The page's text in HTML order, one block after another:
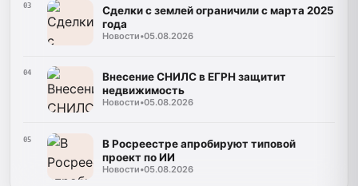
03
Сделки с землей ограничили с марта 2025
года
Новости•05.08.2026
04
Внесение СНИЛС в ЕГРН защитит
недвижимость
Новости•05.08.2026
05
В Росреестре апробируют типовой
проект по ИИ
Новости•05.08.2026